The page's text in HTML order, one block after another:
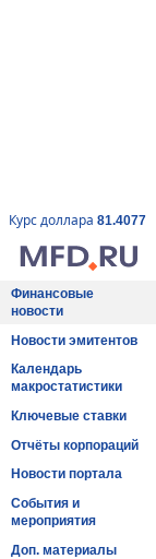
Курс доллара 81.4077
Финансовые
новости
Новости эмитентов
Календарь
макростатистики
Ключевые ставки
Отчёты корпораций
Новости портала
События и
мероприятия
Доп. материалы